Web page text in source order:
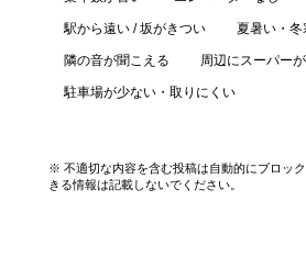
駅から遠い / 坂がきつい 夏暑い・冬
隣の音が聞こえる 周辺にスーパー
駐車場が少ない・取りにくい
※ 不適切な内容を含む投稿は自動的にブロッ
きる情報は記載しないでください。